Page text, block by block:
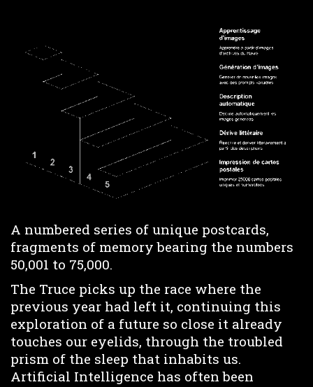
A numbered series of unique postcards,
fragments of memory bearing the numbers
50,001 to 75,000.
The Truce picks up the race where the
previous year had left it, continuing this
exploration of a future so close it already
touches our eyelids, through the troubled
prism of the sleep that inhabits us.
Artificial Intelligence has often been